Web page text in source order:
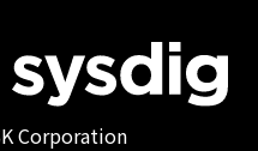
ュリティとは？
Corporation